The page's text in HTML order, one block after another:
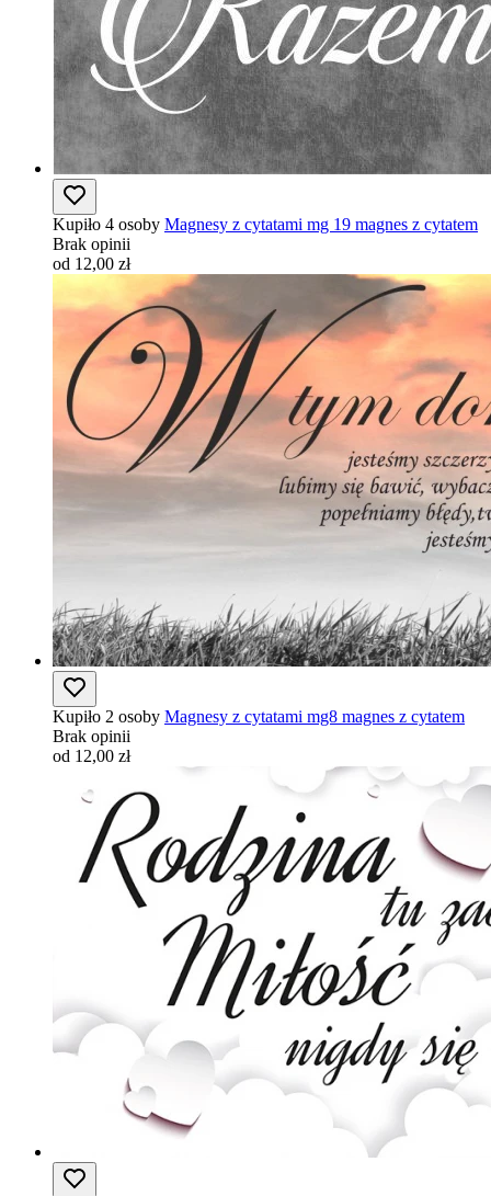
Kupiło 4 osoby Magnesy z cytatami mg 19 magnes z cytatem
Brak opinii
od 12,00 zł
Kupiło 2 osoby Magnesy z cytatami mg8 magnes z cytatem
Brak opinii
od 12,00 zł